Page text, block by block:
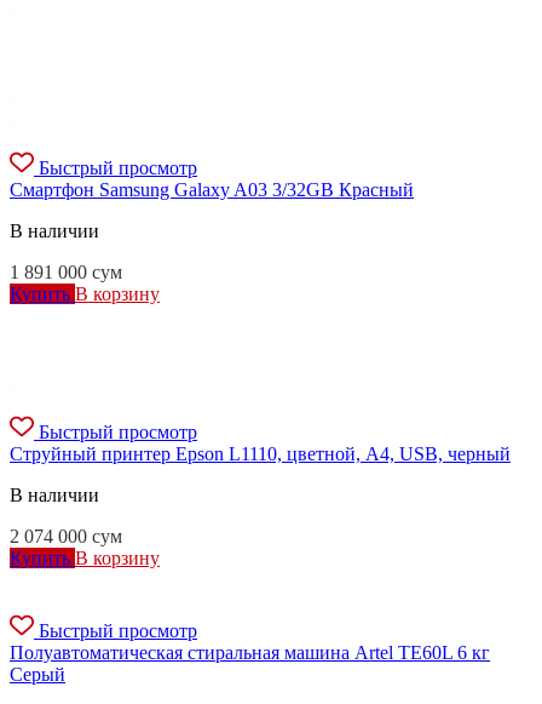
Быстрый просмотр
Смартфон Samsung Galaxy A03 3/32GB Красный
В наличии
1 891 000 сум
Купить В корзину
Быстрый просмотр
Струйный принтер Epson L1110, цветной, A4, USB, черный
В наличии
2 074 000 сум
Купить В корзину
Быстрый просмотр
Полуавтоматическая стиральная машина Artel TE60L 6 кг
Серый